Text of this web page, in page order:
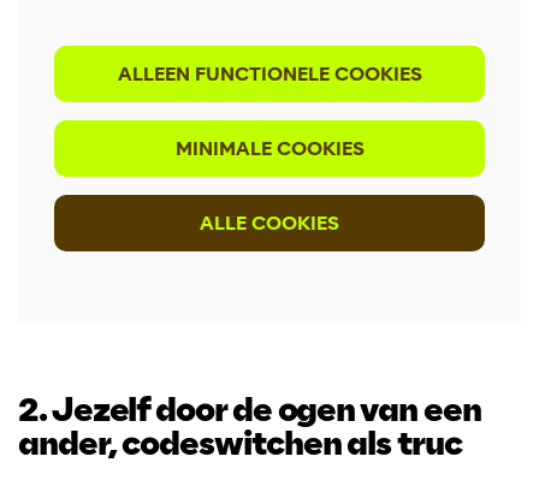
ALLEEN FUNCTIONELE COOKIES
MINIMALE COOKIES
ALLE COOKIES
2. Jezelf door de ogen van een
ander, codeswitchen als truc